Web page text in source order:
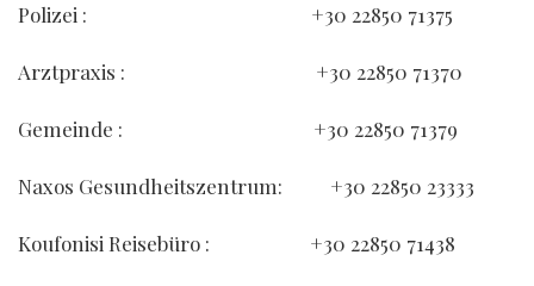
Polizei : +30 22850 71375
Arztpraxis : +30 22850 71370
Gemeinde : +30 22850 71379
Naxos Gesundheitszentrum: +30 22850 23333
Koufonisi Reisebüro : +30 22850 71438